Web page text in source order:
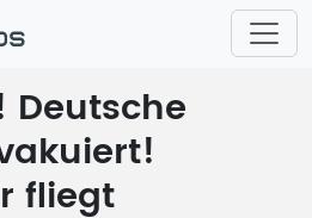
Deutsche
fliegt